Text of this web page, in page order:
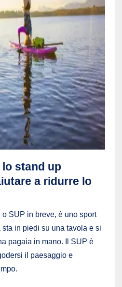
lo stand up
a ridurre lo
SUP in breve, è uno sport
in piedi su una tavola e si
pagaia in mano. Il SUP è
il paesaggio e